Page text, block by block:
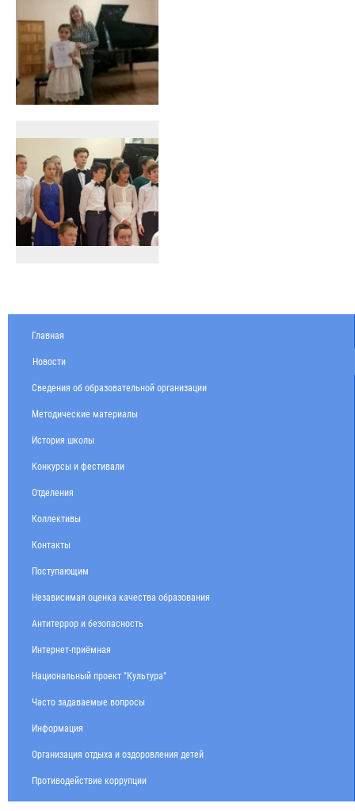
Главная
Новости
Сведения об образовательной организации
Методические материалы
История школы
Конкурсы и фестивали
Отделения
Коллективы
Контакты
Поступающим
Независимая оценка качества образования
Антитеррор и безопасность
Интернет-приёмная
Национальный проект "Культура"
Часто задаваемые вопросы
Информация
Организация отдыха и оздоровления детей
Противодействие коррупции